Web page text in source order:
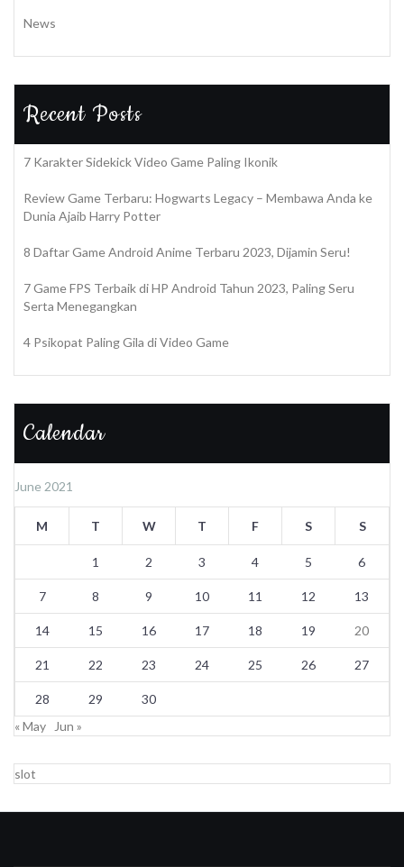
News
Recent Posts
7 Karakter Sidekick Video Game Paling Ikonik
Review Game Terbaru: Hogwarts Legacy – Membawa Anda ke
Dunia Ajaib Harry Potter
8 Daftar Game Android Anime Terbaru 2023, Dijamin Seru!
7 Game FPS Terbaik di HP Android Tahun 2023, Paling Seru
Serta Menegangkan
4 Psikopat Paling Gila di Video Game
Calendar
June 2021
M T W T F S S
1 2 3 4 5 6
7 8 9 10 11 12 13
14 15 16 17 18 19 20
21 22 23 24 25 26 27
28 29
30
« May
Jun »
slot